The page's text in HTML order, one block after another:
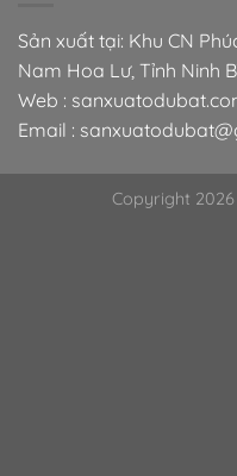
Sản xuất tại: Khu CN
Nam Hoa Lư, Tỉnh Ninh
Web :
Email :
Copyright